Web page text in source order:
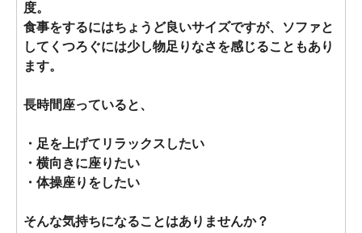
度。
食事をするにはちょうど良いサイズですが、ソファと
してくつろぐには少し物足りなさを感じることもあり
ます。
長時間座っていると、
・足を上げてリラックスしたい
・横向きに座りたい
・体操座りをしたい
そんな気持ちになることはありませんか？